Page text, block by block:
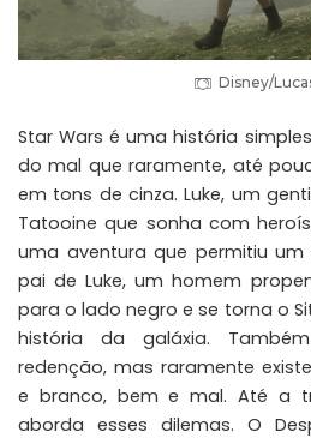
Disney/
Star Wars é uma história
do mal que raramente, até
em tons de cinza. Luke, um
Tatooine que sonha com
uma aventura que permitiu um
pai de Luke, um homem
para o lado negro e se torna o
história da galáxia.
redenção, mas raramente
e branco, bem e mal. Até a
aborda esses dilemas. O